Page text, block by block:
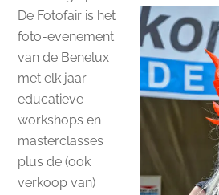
De Fotofair is het
foto-evenement
van de Benelux
met elk jaar
educatieve
workshops en
masterclasses
plus de (ook
verkoop van)